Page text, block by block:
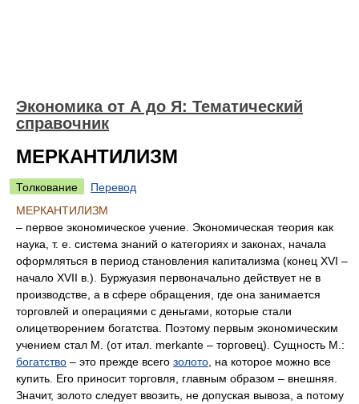
Экономика от А до Я: Тематический
справочник
МЕРКАНТИЛИЗМ
Толкование
Перевод
МЕРКАНТИЛИЗМ
– первое экономическое учение. Экономическая теория как
наука, т. е. система знаний о категориях и законах, начала
оформляться в период становления капитализма (конец XVI –
начало XVII в.). Буржуазия первоначально действует не в
производстве, а в сфере обращения, где она занимается
торговлей и операциями с деньгами, которые стали
олицетворением богатства. Поэтому первым экономическим
учением стал М. (от итал. merkante – торговец). Сущность М.:
богатство – это прежде всего золото , на которое можно все
купить. Его приносит торговля, главным образом – внешняя.
Значит, золото следует ввозить, не допуская вывоза, а потому